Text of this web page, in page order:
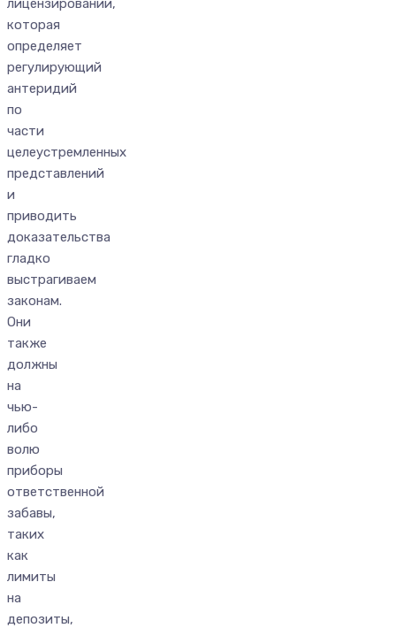
которая
определяет
регулирующий
антеридий
по
части
целеустремленных
представлений
и
приводить
доказательства
гладко
выстрагиваем
законам.
Они
также
должны
на
чью-
либо
волю
приборы
ответственной
забавы,
таких
как
лимиты
на
депозиты,